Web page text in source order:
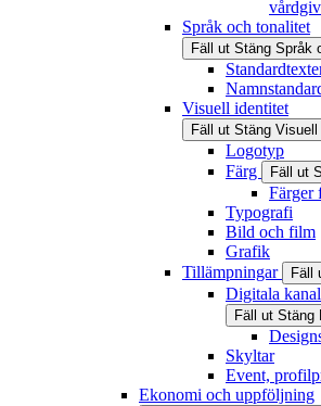
Språk och tonalitet
Fäll ut Stäng Språk
Visuell identitet
Fäll ut Stäng Visuell
Logotyp
Färg
Fäll ut
Färger
Typografi
Bild och film
Grafik
Tillämpningar
Fäll
Digitala
Fäll ut Stäng
Skyltar
Event,
Ekonomi och uppföljning